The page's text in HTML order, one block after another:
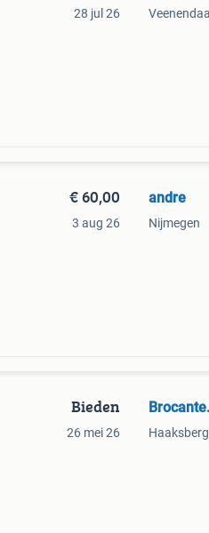
28 jul 26 Veenendaal
€ 60,00
3 aug 26
andre
Nijmegen
Bieden
26 mei 26
Brocante.